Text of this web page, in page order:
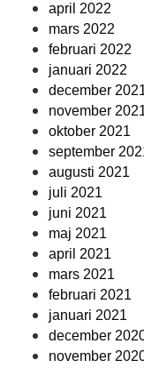
april 2022
mars 2022
februari 2022
januari 2022
december
november
oktober 2021
september
augusti 2021
juli 2021
juni 2021
maj 2021
april 2021
mars 2021
februari 2021
januari 2021
december
november